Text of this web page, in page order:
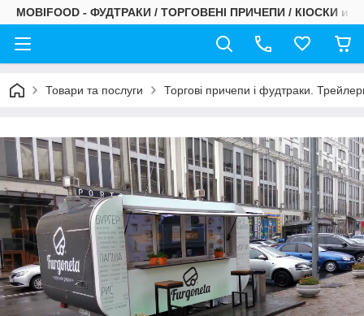
MOBIFOOD - ФУДТРАКИ / ТОРГОВЕНІ ПРИЧЕПИ / КІОСКИ и
Товари та послуги Торгові причепи і фудтраки.